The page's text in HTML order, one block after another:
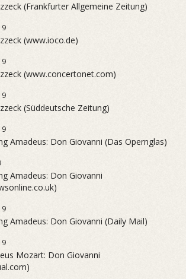
(Frankfurter Allgemeine Zeitung)
(www.ioco.de)
(www.concertonet.com)
(Süddeutsche Zeitung)
Amadeus: Don Giovanni (Das Opernglas)
Amadeus: Don Giovanni
Amadeus: Don Giovanni (Daily Mail)
Mozart: Don Giovanni